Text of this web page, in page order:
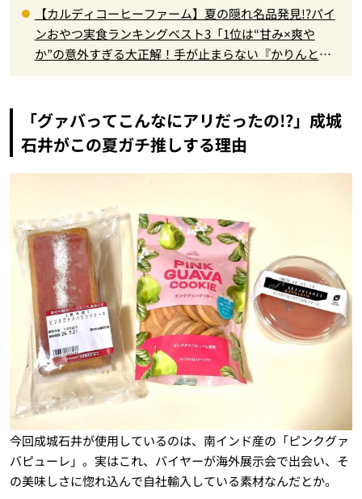
【カルディコーヒーファーム】夏の隠れ名品発見!?パイ
ンおやつ実食ランキングベスト3「1位は“甘み×爽や
か”の意外すぎる大正解！手が止まらない『かりんと
「グァバってこんなにアリだったの!?」成城
石井がこの夏ガチ推しする理由
今回成城石井が使用しているのは、南インド産の「ピンクグァ
バピューレ」。実はこれ、バイヤーが海外展示会で出会い、そ
の美味しさに惚れ込んで自社輸入している素材なんだとか。